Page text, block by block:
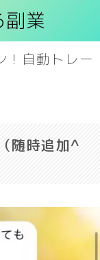
業
！自動トレー
随時追加^